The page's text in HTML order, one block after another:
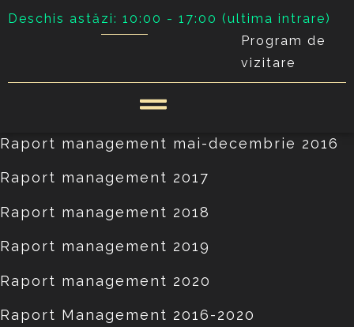
Deschis astăzi: 10:00 - 17:00 (ultima intrare)
Program de
vizitare
Raport management mai-decembrie 2016
Raport management 2017
Raport management 2018
Raport management 2019
Raport management 2020
Raport Management 2016-2020